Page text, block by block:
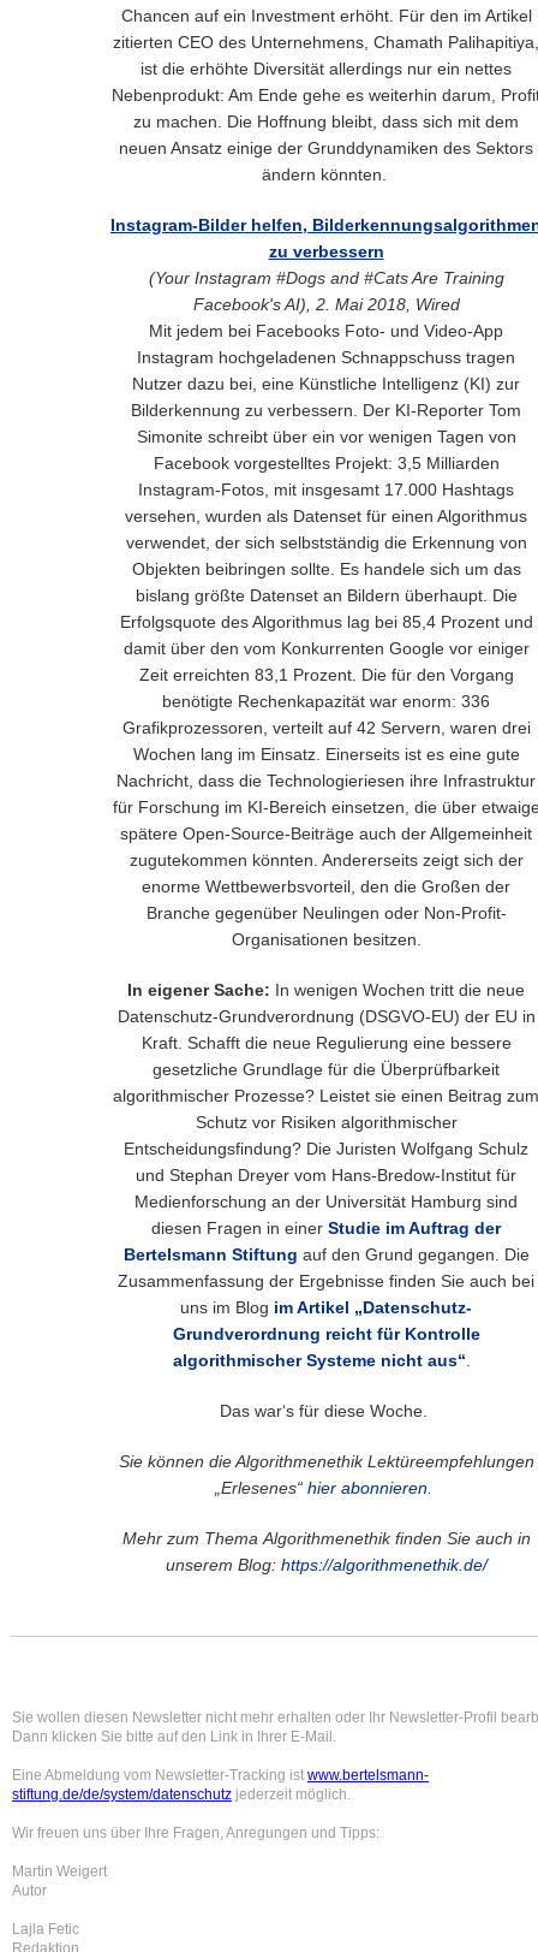
Chancen auf ein Investment erhöht. Für den im Artikel
zitierten CEO des Unternehmens, Chamath Palihapitiya,
ist die erhöhte Diversität allerdings nur ein nettes
Nebenprodukt: Am Ende gehe es weiterhin darum,
zu machen. Die Hoffnung bleibt, dass sich mit dem
neuen Ansatz einige der Grunddynamiken des Sektors
ändern könnten.
Instagram-Bilder helfen,
zu verbessern
(Your Instagram #Dogs and #Cats Are Training
Facebook's AI), 2. Mai 2018, Wired
Mit jedem bei Facebooks Foto- und Video-App
Instagram hochgeladenen Schnappschuss tragen
Nutzer dazu bei, eine Künstliche Intelligenz (KI) zur
Bilderkennung zu verbessern. Der KI-Reporter Tom
Simonite schreibt über ein vor wenigen Tagen von
Facebook vorgestelltes Projekt: 3,5 Milliarden
Instagram-Fotos, mit insgesamt 17.000 Hashtags
versehen, wurden als Datenset für einen Algorithmus
verwendet, der sich selbstständig die Erkennung von
Objekten beibringen sollte. Es handele sich um das
bislang größte Datenset an Bildern überhaupt. Die
Erfolgsquote des Algorithmus lag bei 85,4 Prozent und
damit über den vom Konkurrenten Google vor einiger
Zeit erreichten 83,1 Prozent. Die für den Vorgang
benötigte Rechenkapazität war enorm: 336
Grafikprozessoren, verteilt auf 42 Servern, waren drei
Wochen lang im Einsatz. Einerseits ist es eine gute
Nachricht, dass die Technologieriesen ihre Infrastruktur
für Forschung im KI-Bereich einsetzen, die über
spätere Open-Source-Beiträge auch der Allgemeinheit
zugutekommen könnten. Andererseits zeigt sich der
enorme Wettbewerbsvorteil, den die Großen der
Branche gegenüber Neulingen oder Non-Profit-
Organisationen besitzen.
In eigener Sache: In wenigen Wochen tritt die neue
Datenschutz-Grundverordnung (DSGVO-EU) der EU in
Kraft. Schafft die neue Regulierung eine bessere
gesetzliche Grundlage für die Überprüfbarkeit
algorithmischer Prozesse? Leistet sie einen Beitrag zum
Schutz vor Risiken algorithmischer
Entscheidungsfindung? Die Juristen Wolfgang Schulz
und Stephan Dreyer vom Hans-Bredow-Institut für
Medienforschung an der Universität Hamburg sind
diesen Fragen in einer Studie im Auftrag der
Bertelsmann Stiftung auf den Grund gegangen. Die
Zusammenfassung der Ergebnisse finden Sie auch bei
uns im Blog im Artikel „Datenschutz-
Grundverordnung reicht für Kontrolle
algorithmischer Systeme nicht aus“
Das war‘s für diese Woche.
Sie können die Algorithmenethik Lektüreempfehlungen
„Erlesenes“ hier abonnieren
Mehr zum Thema Algorithmenethik finden Sie auch in
unserem Blog: https://algorithmenethik.de/
Sie wollen diesen Newsletter nicht mehr erhalten oder Ihr Newsletter-Profil
Dann klicken Sie bitte auf den Link in Ihrer E-Mail.
Eine Abmeldung vom Newsletter-Tracking ist www.bertelsmann-
stiftung.de/de/system/datenschutz jederzeit möglich.
Wir freuen uns über Ihre Fragen, Anregungen und Tipps:
Martin Weigert
Autor
Lajla Fetic
Redaktion